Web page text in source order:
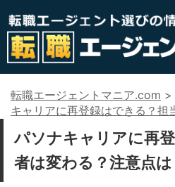
転職エージェントマニア.com >
キャリアに再登録はできる？担
パソナキャリアに再
者は変わる？注意点は